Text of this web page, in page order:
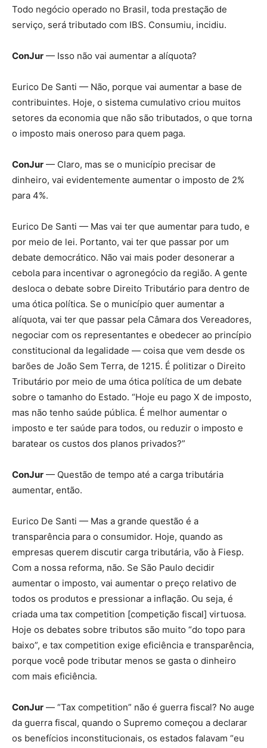
Todo negócio operado no Brasil, toda prestação de
serviço, será tributado com IBS. Consumiu, incidiu.
ConJur — Isso não vai aumentar a alíquota?
Eurico De Santi — Não, porque vai aumentar a base de
contribuintes. Hoje, o sistema cumulativo criou muitos
setores da economia que não são tributados, o que torna
o imposto mais oneroso para quem paga.
ConJur — Claro, mas se o município precisar de
dinheiro, vai evidentemente aumentar o imposto de 2%
para 4%.
Eurico De Santi — Mas vai ter que aumentar para tudo, e
por meio de lei. Portanto, vai ter que passar por um
debate democrático. Não vai mais poder desonerar a
cebola para incentivar o agronegócio da região. A gente
desloca o debate sobre Direito Tributário para dentro de
uma ótica política. Se o município quer aumentar a
alíquota, vai ter que passar pela Câmara dos Vereadores,
negociar com os representantes e obedecer ao princípio
constitucional da legalidade — coisa que vem desde os
barões de João Sem Terra, de 1215. É politizar o Direito
Tributário por meio de uma ótica política de um debate
sobre o tamanho do Estado. “Hoje eu pago X de imposto,
mas não tenho saúde pública. É melhor aumentar o
imposto e ter saúde para todos, ou reduzir o imposto e
baratear os custos dos planos privados?”
ConJur — Questão de tempo até a carga tributária
aumentar, então.
Eurico De Santi — Mas a grande questão é a
transparência para o consumidor. Hoje, quando as
empresas querem discutir carga tributária, vão à Fiesp.
Com a nossa reforma, não. Se São Paulo decidir
aumentar o imposto, vai aumentar o preço relativo de
todos os produtos e pressionar a inflação. Ou seja, é
criada uma tax competition [competição fiscal] virtuosa.
Hoje os debates sobre tributos são muito “do topo para
baixo”, e tax competition exige eficiência e transparência,
porque você pode tributar menos se gasta o dinheiro
com mais eficiência.
ConJur — “Tax competition” não é guerra fiscal? No auge
da guerra fiscal, quando o Supremo começou a declarar
os benefícios inconstitucionais, os estados falavam “eu